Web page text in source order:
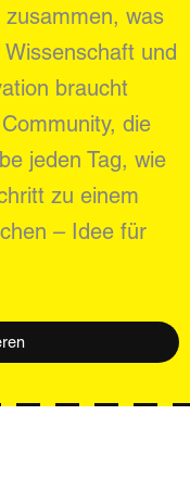
zusammen, was
und
braucht
die
jeden Tag, wie
zu einem
– Idee für